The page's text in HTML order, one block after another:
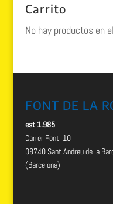
150.00 €.
Carrito
No hay productos en
FONT DE LA
est 1.985
Carrer Font, 10
08740 Sant Andreu de la
(Barcelona)